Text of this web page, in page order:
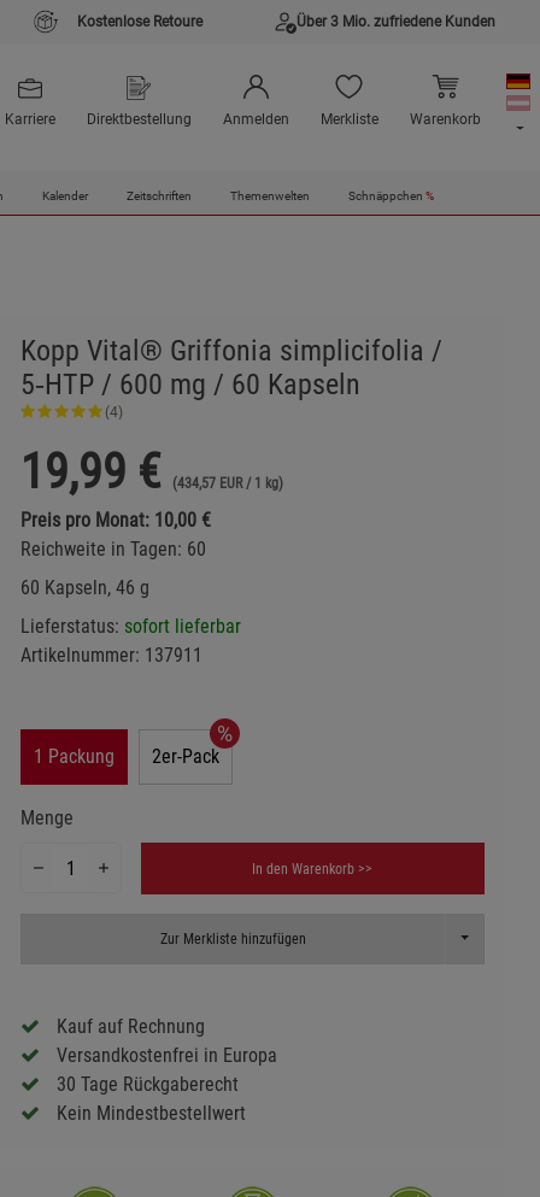
Kostenlose Retoure Über 3 Mio. zufriedene Kunden
Karriere Direktbestellung Anmelden Merkliste Warenkorb
Kalender Zeitschriften Themenwelten Schnäppchen %
Kopp Vital® Griffonia simplicifolia /
5‑HTP / 600 mg / 60 Kapseln
(4)
19,99 € (434,57 EUR / 1 kg)
Preis pro Monat: 10,00 €
Reichweite in Tagen: 60
60 Kapseln, 46 g
Lieferstatus: sofort lieferbar
Artikelnummer: 137911
1 Packung 2er-Pack
Menge
In den Warenkorb >>
Zur Merkliste hinzufügen Toggle
Kauf auf Rechnung
Versandkostenfrei in Europa
30 Tage Rückgaberecht
Kein Mindestbestellwert